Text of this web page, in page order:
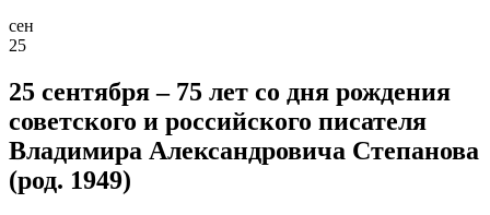
сен
25
25 сентября – 75 лет со дня рождения
советского и российского писателя
Владимира Александровича Степанова
(род. 1949)